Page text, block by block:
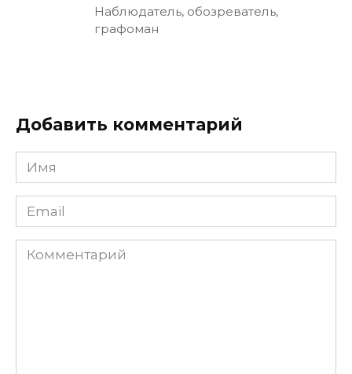
Наблюдатель, обозреватель,
графоман
Добавить комментарий
Имя
Email
Комментарий